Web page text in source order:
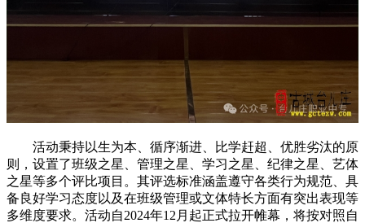
活动秉持以生为本、循序渐进、比学赶超、优胜劣汰的原
则，设置了班级之星、管理之星、学习之星、纪律之星、艺体
之星等多个评比项目。其评选标准涵盖遵守各类行为规范、具
备良好学习态度以及在班级管理或文体特长方面有突出表现等
多维度要求。活动自2024年12月起正式拉开帷幕，将按对照自